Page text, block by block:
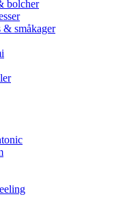
bolcher
småkager